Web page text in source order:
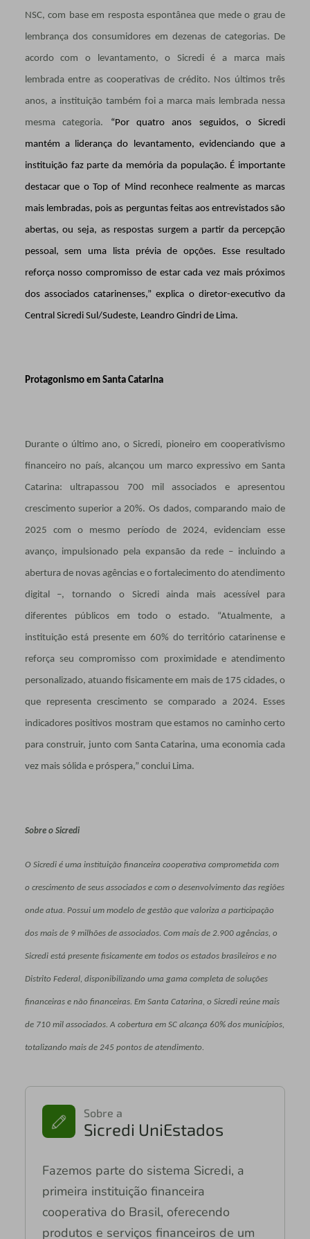
NSC, com base em resposta espontânea que mede o grau de
lembrança dos consumidores em dezenas de categorias. De
acordo com o levantamento, o Sicredi é a marca mais
lembrada entre as cooperativas de crédito. Nos últimos três
anos, a instituição também foi a marca mais lembrada nessa
mesma categoria. “Por quatro anos seguidos, o Sicredi
mantém a liderança do levantamento, evidenciando que a
instituição faz parte da memória da população. É importante
destacar que o Top of Mind reconhece realmente as marcas
mais lembradas, pois as perguntas feitas aos entrevistados são
abertas, ou seja, as respostas surgem a partir da percepção
pessoal, sem uma lista prévia de opções. Esse resultado
reforça nosso compromisso de estar cada vez mais próximos
dos associados catarinenses,” explica o diretor-executivo da
Central Sicredi Sul/Sudeste, Leandro Gindri de Lima.
Protagonismo em Santa Catarina
Durante o último ano, o Sicredi, pioneiro em cooperativismo
financeiro no país, alcançou um marco expressivo em Santa
Catarina: ultrapassou 700 mil associados e apresentou
crescimento superior a 20%. Os dados, comparando maio de
2025 com o mesmo período de 2024, evidenciam esse
avanço, impulsionado pela expansão da rede – incluindo a
abertura de novas agências e o fortalecimento do atendimento
digital –, tornando o Sicredi ainda mais acessível para
diferentes públicos em todo o estado. “Atualmente, a
instituição está presente em 60% do território catarinense e
reforça seu compromisso com proximidade e atendimento
personalizado, atuando fisicamente em mais de 175 cidades, o
que representa crescimento se comparado a 2024. Esses
indicadores positivos mostram que estamos no caminho certo
para construir, junto com Santa Catarina, uma economia cada
vez mais sólida e próspera,” conclui Lima.
Sobre o Sicredi
O Sicredi é uma instituição financeira cooperativa comprometida com
o crescimento de seus associados e com o desenvolvimento das regiões
onde atua. Possui um modelo de gestão que valoriza a participação
dos mais de 9 milhões de associados. Com mais de 2.900 agências, o
Sicredi está presente fisicamente em todos os estados brasileiros e no
Distrito Federal, disponibilizando uma gama completa de soluções
financeiras e não financeiras. Em Santa Catarina, o Sicredi reúne mais
de 710 mil associados. A cobertura em SC alcança 60% dos municípios,
totalizando mais de 245 pontos de atendimento.
Sobre a
Sicredi UniEstados
Fazemos parte do sistema Sicredi, a
primeira instituição financeira
cooperativa do Brasil, oferecendo
produtos e serviços financeiros de um